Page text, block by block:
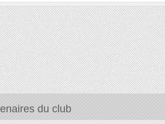
du club